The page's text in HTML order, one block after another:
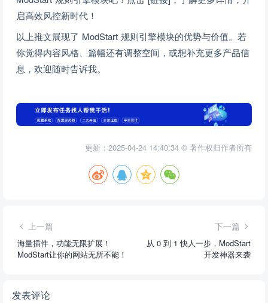
启高效风控新时代！
以上推文展现了 ModStart 规则引擎模块的优势与价值。若
你觉得内容风格、篇幅还有调整空间，或想补充更多产品信
息，欢迎随时告诉我。
更新：2025-04-24 14:40:34 © 著作权归作者所有
上一篇
海量插件，功能无限扩展！
ModStart让你的网站无所不能！
下一篇
从 0 到 1 快人一步，ModStart
开发神器来袭
发表评论